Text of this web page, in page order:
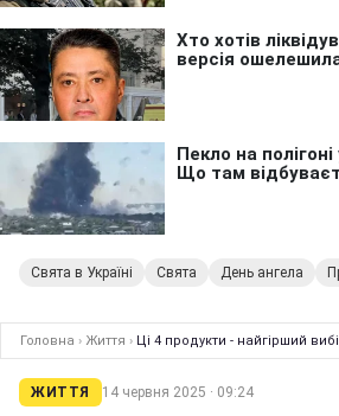
Свята в Україні Свята День ангела
Головна › Життя › Ці 4 продукти - найгірший
ЖИТТЯ 14 червня 2025 · 09:24